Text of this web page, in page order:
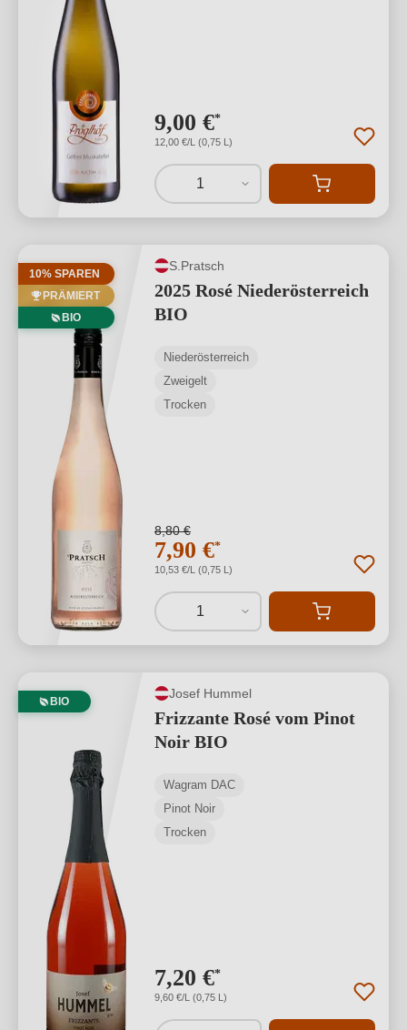
9,00 €*
12,00 €/L (0,75 L)
1
10% SPAREN
PRÄMIERT
BIO
S.Pratsch
2025 Rosé Niederösterreich
BIO
Niederösterreich
Zweigelt
Trocken
8,80 €
7,90 €*
10,53 €/L (0,75 L)
1
BIO
Josef Hummel
Frizzante Rosé vom Pinot
Noir BIO
Wagram DAC
Pinot Noir
Trocken
7,20 €*
9,60 €/L (0,75 L)